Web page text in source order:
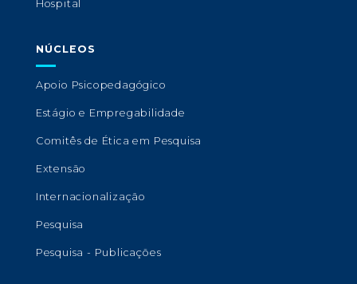
Hospital
NÚCLEOS
Apoio Psicopedagógico
Estágio e Empregabilidade
Comitês de Ética em Pesquisa
Extensão
Internacionalização
Pesquisa
Pesquisa - Publicações